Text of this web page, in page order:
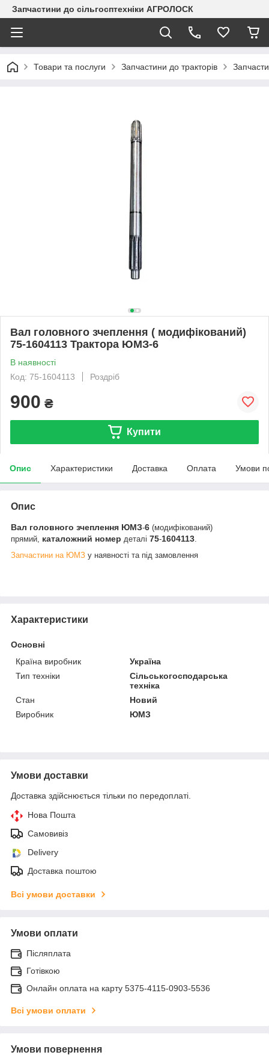
Запчастини до сільгосптехніки АГРОЛОСК
Товари та послуги Запчастини до тракторів
Вал головного зчеплення ( модифікований)
75-1604113 Трактора ЮМЗ-6
В наявності
Код: 75-1604113
Роздріб
900 ₴
Купити
Опис Характеристики Доставка Оплата Умови
Опис
Вал головного зчеплення ЮМЗ-6 (модифікований)
прямий, каталожний номер деталі 75-1604113
Запчастини на ЮМЗ у наявності та під замовлення
Характеристики
Основні
Країна виробник
Україна
Тип техніки
Сільськогосподарська
техніка
Стан
Новий
Виробник
ЮМЗ
Умови доставки
Доставка здійснюється тільки по передоплаті.
Нова Пошта
Самовивіз
Delivery
Доставка поштою
Всі умови доставки
Умови оплати
Післяплата
Готівкою
Онлайн оплата на карту 5375-4115-0903-5536
Всі умови оплати
Умови повернення